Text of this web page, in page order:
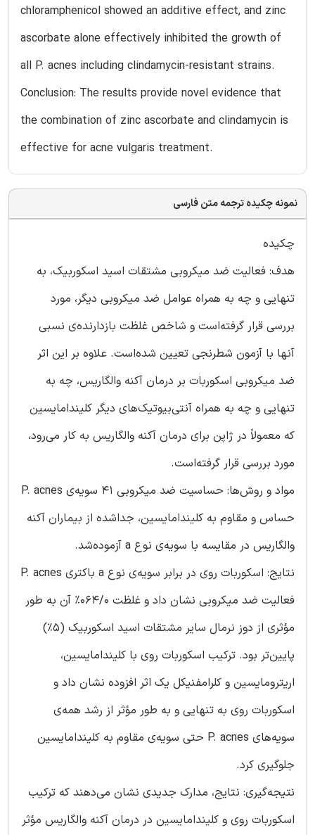
chloramphenicol showed an additive effect, and zinc
ascorbate alone effectively inhibited the growth of
all P. acnes including clindamycin-resistant strains.
Conclusion: The results provide novel evidence that
the combination of zinc ascorbate and clindamycin is
effective for acne vulgaris treatment.
نمونه چکیده ترجمه متن فارسی
چکیده
هدف: فعالیت ضد میکروبی مشتقات اسید اسکوربیک، به
تنهایی و چه به همراه عوامل ضد میکروبی دیگر، مورد
بررسی قرار گرفته‌‌است و شاخص غلظت بازدارنده‌ی نسبی
آنها با آزمون شطرنجی تعیین شده‌است. علاوه بر این اثر
ضد میکروبی اسکوربات بر درمان آکنه والگاریس، چه به
تنهایی و چه به همراه آنتی‌بیوتیک‌های دیگر کلیندامایسین
که معمولاً در ژاپن برای درمان آکنه والگاریس به کار می‌رود،
مورد بررسی قرار گرفته‌است.
مواد و روش‌ها: حساسیت ضد میکروبی 41 سویه‌ی P. acnes
حساس و مقاوم به کلیندامایسین، جداشده از بیماران آکنه
والگاریس در مقایسه با سویه‌ی نوع a آزموده‌شد.
نتایج: اسکوربات روی در برابر سویه‌ی نوع a باکتری P. acnes
فعالیت ضد میکروبی نشان داد و غلظت 064/0% آن به طور
مؤثری از دوز نرمال سایر مشتقات اسید اسکوربیک (5%)
پایین‌تر بود. ترکیب اسکوربات روی با کلیندامایسین،
اریترومایسین و کلرامفنیکل یک اثر افزوده نشان داد و
اسکوربات روی به تنهایی و به طور مؤثر از رشد همه‌ی
سویه‌های P. acnes حتی سویه‌ی مقاوم به کلیندامایسین
جلوگیری کرد.
نتیجه‌گیری: نتایج، مدارک جدیدی نشان می‌دهند که ترکیب
اسکوربات روی و کلیندامایسین در درمان آکنه والگاریس مؤثر